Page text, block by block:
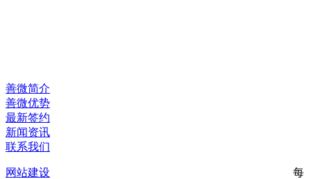
善微简介
善微优势
最新签约
新闻资讯
联系我们
网站建设
每